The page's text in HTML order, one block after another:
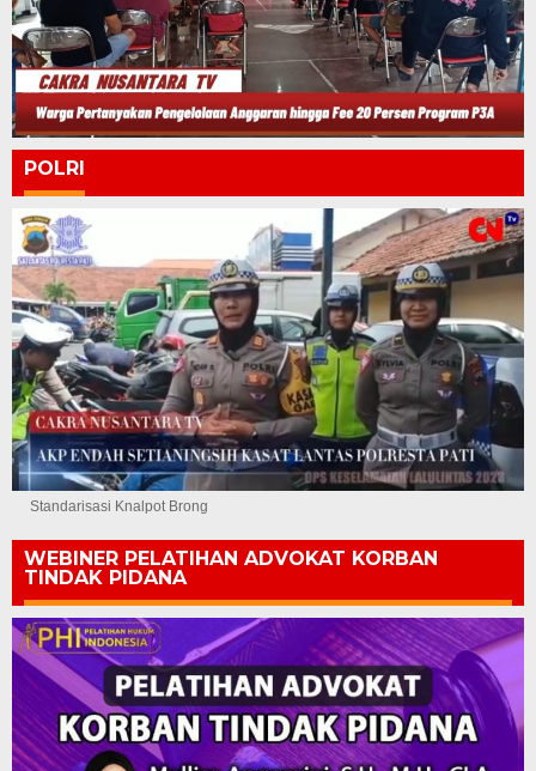
POLRI
Standarisasi Knalpot Brong
WEBINER PELATIHAN ADVOKAT KORBAN
TINDAK PIDANA